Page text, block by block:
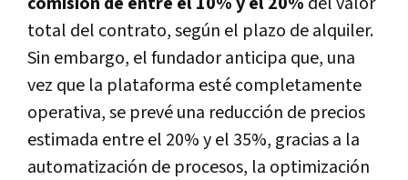
total del contrato, según el plazo de alquiler.
Sin embargo, el fundador anticipa que, una
vez que la plataforma esté completamente
operativa, se prevé una reducción de precios
estimada entre el 20% y el 35%, gracias a la
automatización de procesos, la optimización